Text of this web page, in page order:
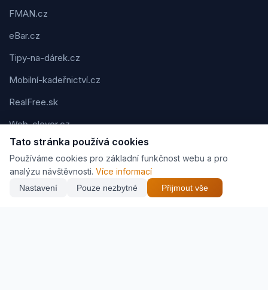
FMAN.cz
eBar.cz
Tipy-na-dárek.cz
Mobilní-kadeřnictví.cz
RealFree.sk
Web-clever.cz
Kvízov.cz
Karavaning.net
CVčko.eu
Tato stránka používá cookies
Používáme cookies pro základní funkčnost webu a pro
analýzu návštěvnosti. Více informací
Nastavení Pouze nezbytné Přijmout vše